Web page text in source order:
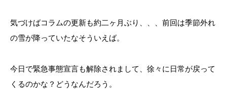
気づけばコラムの更新も約二ヶ月ぶり、、、前回は季節外れ
の雪が降っていたなそういえば。
今日で緊急事態宣言も解除されまして、徐々に日常が戻って
くるのかな？どうなんだろう。